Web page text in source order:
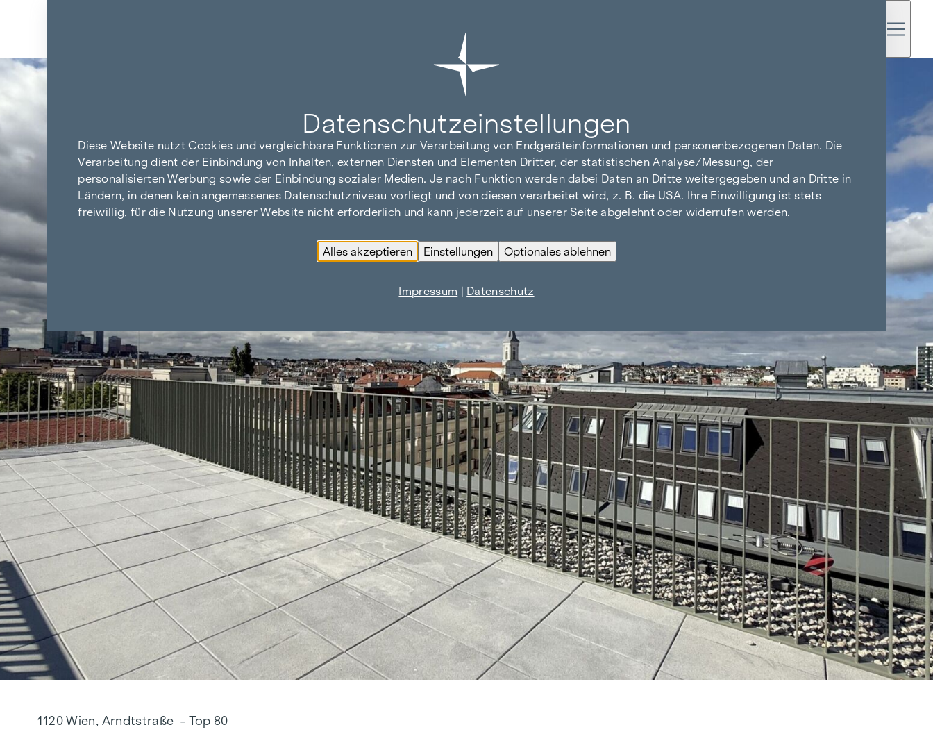
1120 Wien, Arndtstraße - Top 80
Datenschutz­einstellungen
Diese Website nutzt Cookies und vergleichbare Funktionen zur Verarbeitung von Endgeräteinformationen und personenbezogenen Daten. Die
Verarbeitung dient der Einbindung von Inhalten, externen Diensten und Elementen Dritter, der statistischen Analyse/Messung, der
personalisierten Werbung sowie der Einbindung sozialer Medien. Je nach Funktion werden dabei Daten an Dritte weitergegeben und an Dritte in
Ländern, in denen kein angemessenes Datenschutzniveau vorliegt und von diesen verarbeitet wird, z. B. die USA. Ihre Einwilligung ist stets
freiwillig, für die Nutzung unserer Website nicht erforderlich und kann jederzeit auf unserer Seite abgelehnt oder widerrufen werden.
Alles akzeptieren Einstellungen Optionales ablehnen
Impressum | Datenschutz